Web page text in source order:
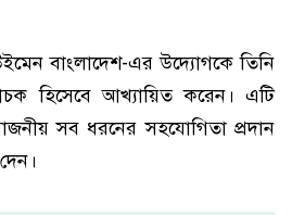
বাংলাদেশ-এর উদ্যোগকে তিনি
হিসেবে আখ্যায়িত করেন। এটি
সব ধরনের সহযোগিতা প্রদান